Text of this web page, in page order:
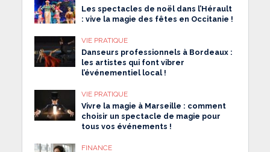
Les spectacles de noël dans l’Hérault
: vive la magie des fêtes en Occitanie !
VIE PRATIQUE
Danseurs professionnels à Bordeaux :
les artistes qui font vibrer
l’événementiel local !
VIE PRATIQUE
Vivre la magie à Marseille : comment
choisir un spectacle de magie pour
tous vos événements !
FINANCE